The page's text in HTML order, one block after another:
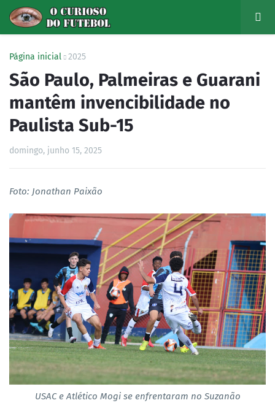
Página inicial 2025
São Paulo, Palmeiras e Guarani
mantêm invencibilidade no
Paulista Sub-15
domingo, junho 15, 2025
Foto: Jonathan Paixão
USAC e Atlético Mogi se enfrentaram no Suzanão